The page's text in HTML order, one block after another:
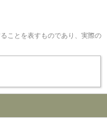
ことを表すものであり、実際の